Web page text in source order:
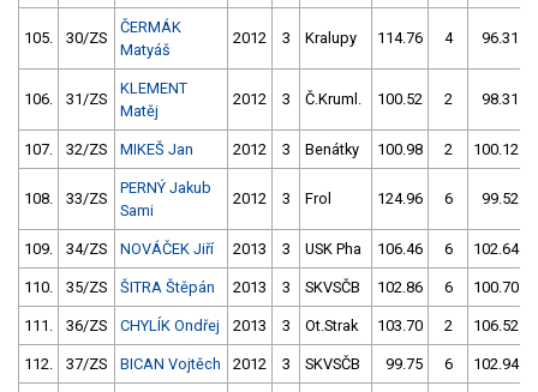
105. 30/ZS
ČERMÁK
Matyáš
2012 3 Kralupy 114.76 4 96.31
106. 31/ZS
KLEMENT
Matěj
2012 3 Č.Kruml. 100.52 2 98.31
107. 32/ZS MIKEŠ Jan 2012 3 Benátky 100.98 2 100.12
108. 33/ZS
PERNÝ Jakub
Sami
2012 3 Frol 124.96 6 99.52
109. 34/ZS NOVÁČEK Jiří 2013 3 USK Pha 106.46 6 102.64
110. 35/ZS ŠITRA Štěpán 2013 3 SKVSČB 102.86 6 100.70
111. 36/ZS CHYLÍK Ondřej 2013 3 Ot.Strak 103.70 2 106.52
112. 37/ZS BICAN Vojtěch 2012 3 SKVSČB 99.75 6 102.94